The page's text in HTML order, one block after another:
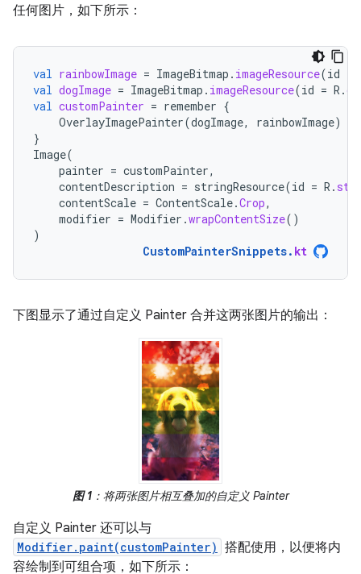
任何图片，如下所示：
val rainbowImage = ImageBitmap . imageResource(id
val dogImage = ImageBitmap . imageResource(id = R .
val customPainter = remember {
OverlayImagePainter(dogImage, rainbowImage)
}
Image(
painter = customPainter,
contentDescription = stringResource(id = R .
contentScale = ContentScale.Crop,
modifier = Modifier .wrapContentSize()
)
CustomPainterSnippets. kt
下图显示了通过自定义 Painter 合并这两张图片的输出：
图 1：将两张图片相互叠加的自定义 Painter
自定义 Painter 还可以与
Modifier.paint(customPainter) 搭配使用，以便将内
容绘制到可组合项，如下所示：